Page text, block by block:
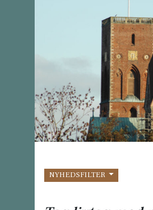
NYHEDSFILTER